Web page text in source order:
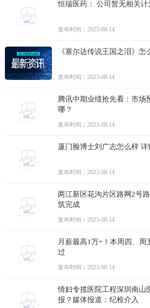
恒瑞医药： 公司暂无相关计
发布时间：2023-08-14
《塞尔达传说王国之泪》怎
发布时间：2023-08-14
腾讯中期业绩抢先看：市场
哪？
发布时间：2023-08-14
厦门脸博士刘广志怎么样 详
发布时间：2023-08-14
两江新区花沟片区路网2号
筑完成
发布时间：2023-08-14
月薪最高1万+！本周四、
过
发布时间：2023-08-14
情妇专揽医院工程深圳南山
报？媒体报道：纪检介入